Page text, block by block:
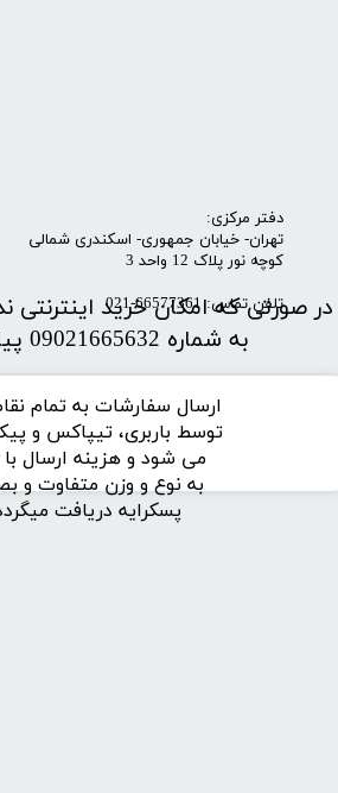
ارسال سفارشات به تمام
توسط باربری، تیپاکس و
می شود و هزینه ارسال
به نوع و وزن متفاوت و
پسکرایه دریافت
​​​دفتر مرکزی:
تهران- خیابان جمهوری- اسکندری شمالی
کوچه نور پلاک 12 واحد 3
تلفن تماس: 66577361-021
در صورتی که امکان خرید اینترنتی
به شماره 09021665632 پیام دهید.